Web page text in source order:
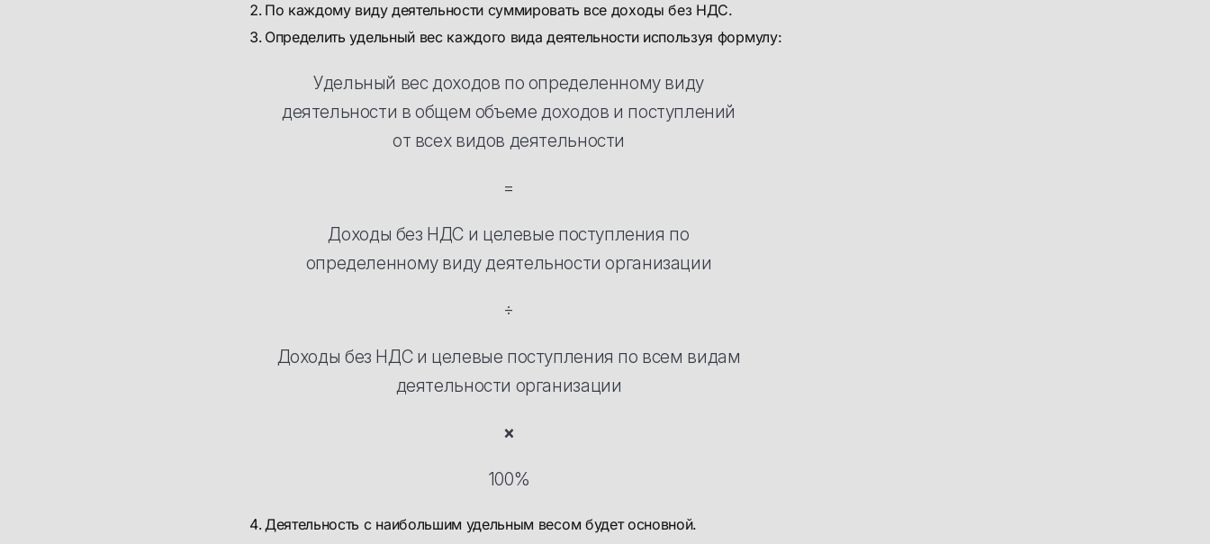
По каждому виду деятельности суммировать все доходы без НДС.
Определить удельный вес каждого вида деятельности используя формулу:
Удельный вес доходов по определенному виду
деятельности в общем объеме доходов и поступлений
от всех видов деятельности
=
Доходы без НДС и целевые поступления по
определенному виду деятельности организации
÷
Доходы без НДС и целевые поступления по всем видам
деятельности организации
×
100%
Деятельность с наибольшим удельным весом будет основной.